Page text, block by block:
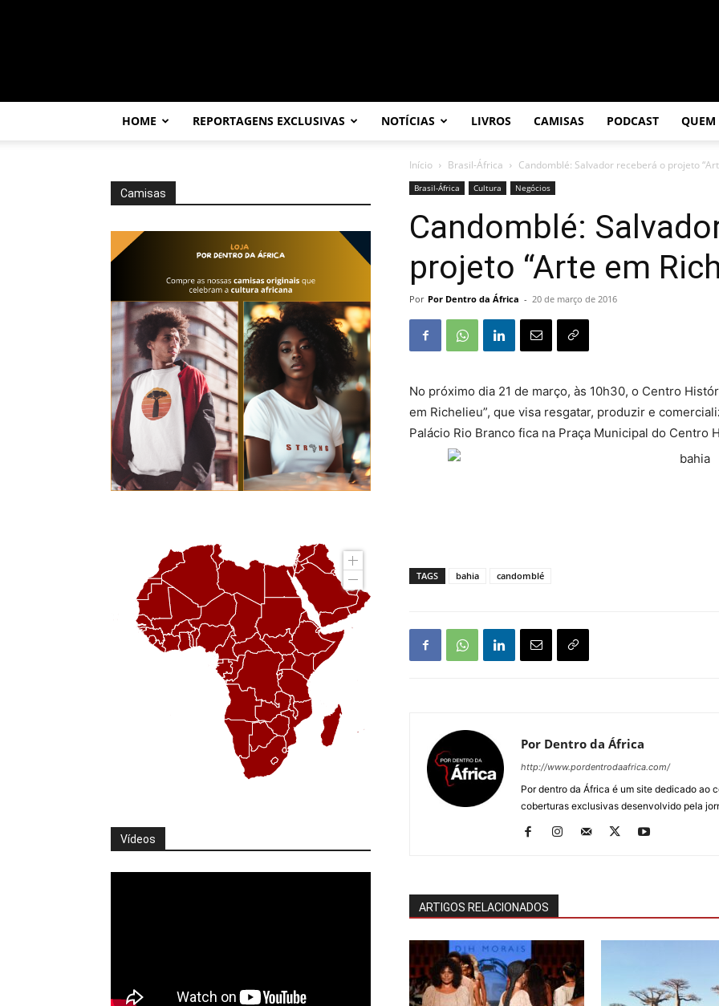
HOME REPORTAGENS EXCLUSIVAS NOTÍCIAS LIVROS CAMISAS PODCAST QUEM
Início Brasil-África Candomblé: Salvador receberá o projeto
Brasil-África Cultura Negócios
Candomblé:
projeto “Arte em
Por Por Dentro da África - 20 de março de 2016
No próximo dia 21 de março, às 10h30, o Centro
em Richelieu”, que visa resgatar, produzir e
Palácio Rio Branco fica na Praça Municipal do Centro
TAGS bahia candomblé
Por Dentro da África
http://www.pordentrodaafrica.com/
Por dentro da África é um site dedicado ao
coberturas exclusivas desenvolvido pela
ARTIGOS RELACIONADOS
Camisas
Vídeos